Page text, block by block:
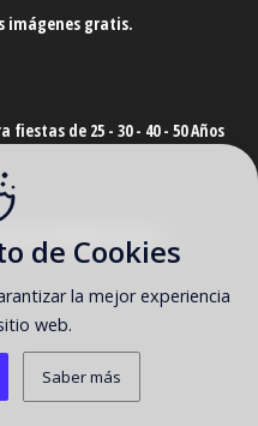
imágenes gratis.
fiestas de 25 - 30 - 40 - 50 Años
de Cookies
la mejor experiencia
web.
Saber más